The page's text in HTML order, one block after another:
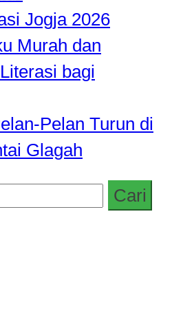
Jogja 2026
Murah dan
bagi
Pelan Turun di
Glagah